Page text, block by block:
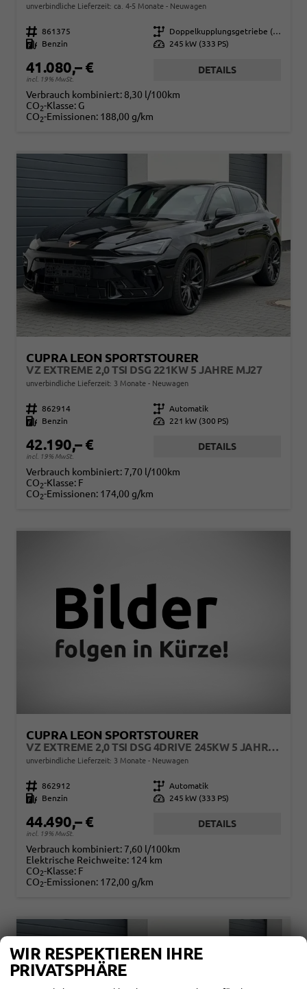
unverbindliche Lieferzeit: ca. 4-5 Monate Neuwagen
Fahrzeugnr. 861375 Getriebe
Doppelkupplungsgetriebe (DSG)
Kraftstoff
Benzin Leistung 245 kW (333 PS)
41.080,– €
incl. 19% MwSt.
DETAILS
Verbrauch kombiniert: 8,30 l/100km
CO2-Klasse: G
CO2-Emissionen: 188,00 g/km
CUPRA LEON SPORTSTOURER
VZ EXTREME 2,0 TSI DSG 221KW 5 JAHRE MJ27
unverbindliche Lieferzeit: 3 Monate Neuwagen
Fahrzeugnr. 862914 Getriebe Automatik
Kraftstoff
Benzin Leistung 221 kW (300 PS)
42.190,– €
incl. 19% MwSt.
DETAILS
Verbrauch kombiniert: 7,70 l/100km
CO2-Klasse: F
CO2-Emissionen: 174,00 g/km
CUPRA LEON SPORTSTOURER
VZ EXTREME 2,0 TSI DSG 4DRIVE 245KW 5 JAHRE MJ27
unverbindliche Lieferzeit: 3 Monate Neuwagen
Fahrzeugnr. 862912 Getriebe Automatik
Kraftstoff
Benzin Leistung 245 kW (333 PS)
44.490,– €
incl. 19% MwSt.
DETAILS
Verbrauch kombiniert: 7,60 l/100km
Elektrische Reichweite: 124 km
CO2-Klasse: F
CO2-Emissionen: 172,00 g/km
WIR RESPEKTIEREN IHRE
PRIVATSPHÄRE